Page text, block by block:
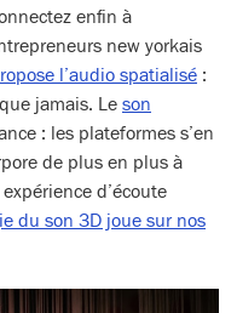
enfin à
new yorkais
l’audio spatialisé :
jamais. Le son
: les plateformes s’en
de plus en plus à
d’écoute
du son 3D joue sur nos